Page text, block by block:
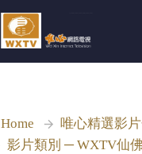
Home
唯心精選影
影片類別 ─ WXTV仙